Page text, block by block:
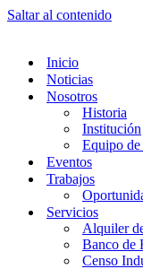
Saltar al contenido
Inicio
Noticias
Nosotros
Historia
Institución
Equipo
Eventos
Trabajos
Servicios
Alquiler
Banco de
Censo